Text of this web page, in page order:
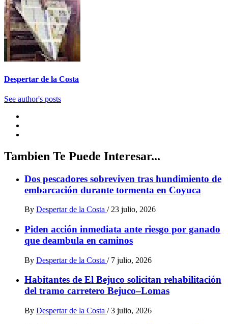
Despertar de la Costa
See author's posts
Tambien Te Puede Interesar...
Dos pescadores sobreviven tras hundimiento de
embarcación durante tormenta en Coyuca
By Despertar de la Costa / 23 julio, 2026
Piden acción inmediata ante riesgo por ganado
que deambula en caminos
By Despertar de la Costa / 7 julio, 2026
Habitantes de El Bejuco solicitan rehabilitación
del tramo carretero Bejuco–Lomas
By Despertar de la Costa / 3 julio, 2026